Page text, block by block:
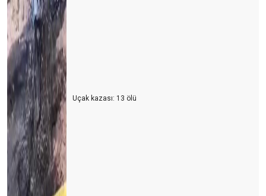
Turizm ve yerel servis acentaları
Turizm ve engelli– kısıtlı– özürlü– sakat
Turizmde paketlenme son deminde
Turizm, havayolları ve milli havayolları
E-servis ve turizm kavramı
Turizm ve ihracat seferberliği
Turizm ve acarlar...
Turizm nereden nereye-2 ‘’Yeter artık, otel yapılmasın’’ diyenler
Türk turizmi nereden nereye?
Uçak kazası: 13 ölü